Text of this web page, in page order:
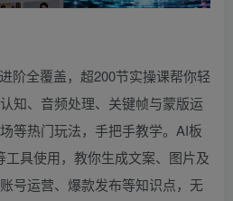
阶全覆盖，超200节实操课帮你轻
知、音频处理、关键帧与蒙版运
等热门玩法，手把手教学。AI板
具使用，教你生成文案、图片及
号运营、爆款发布等知识点，无